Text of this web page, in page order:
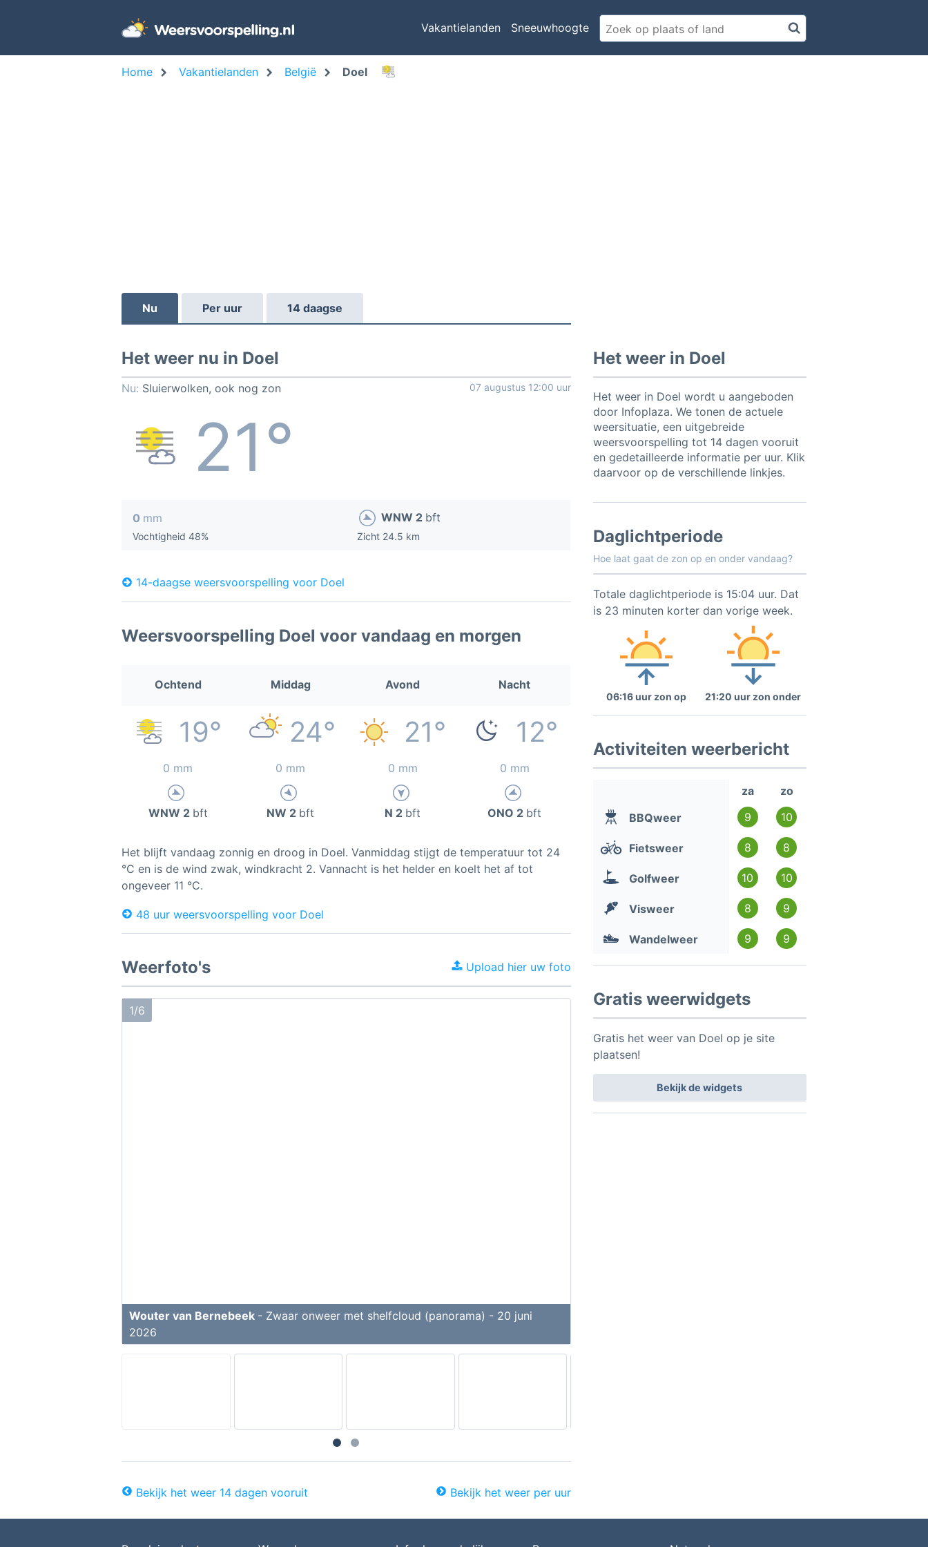
Vakantielanden Sneeuwhoogte
Home Vakantielanden België Doel
Nu Per uur 14 daagse
Het weer nu in Doel
Nu: Sluierwolken, ook nog zon 07 augustus 12:00 uur
21°
0 mm
Vochtigheid 48%
WNW 2 bft
Zicht 24.5 km
14-daagse weersvoorspelling voor Doel
Weersvoorspelling Doel voor vandaag en morgen
Ochtend Middag Avond Nacht
19° 24° 21° 12°
0 mm 0 mm 0 mm 0 mm
WNW 2 bft NW 2 bft N 2 bft ONO 2 bft
Het blijft vandaag zonnig en droog in Doel. Vanmiddag stijgt de temperatuur tot 24
°C en is de wind zwak, windkracht 2. Vannacht is het helder en koelt het af tot
ongeveer 11 °C.
48 uur weersvoorspelling voor Doel
Weerfoto's Upload hier uw foto
1/6
Wouter van Bernebeek - Zwaar onweer met shelfcloud (panorama) - 20 juni
2026
Bekijk het weer 14 dagen vooruit Bekijk het weer per uur
Het weer in Doel
Het weer in Doel wordt u aangeboden
door Infoplaza. We tonen de actuele
weersituatie, een uitgebreide
weersvoorspelling tot 14 dagen vooruit
en gedetailleerde informatie per uur. Klik
daarvoor op de verschillende linkjes.
Daglichtperiode
Hoe laat gaat de zon op en onder vandaag?
Totale daglichtperiode is 15:04 uur. Dat
is 23 minuten korter dan vorige week.
06:16 uur zon op 21:20 uur zon onder
Activiteiten weerbericht
za
zo
BBQweer
9 10
Fietsweer 8 8
Golfweer 10 10
Visweer 8 9
Wandelweer 9 9
Gratis weerwidgets
Gratis het weer van Doel op je site
plaatsen!
Bekijk de widgets